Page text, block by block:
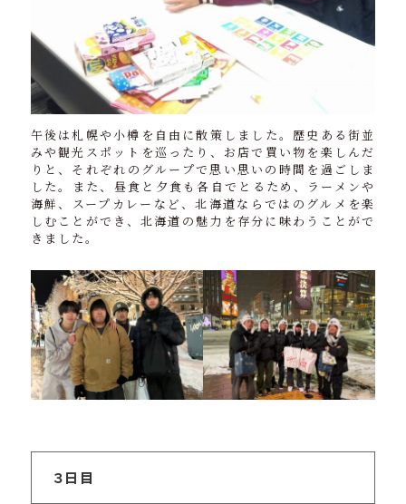
午後は札幌や小樽を自由に散策しました。歴史ある街並
みや観光スポットを巡ったり、お店で買い物を楽しんだ
りと、それぞれのグループで思い思いの時間を過ごしま
した。また、昼食と夕食も各自でとるため、ラーメンや
海鮮、スープカレーなど、北海道ならではのグルメを楽
しむことができ、北海道の魅力を存分に味わうことがで
きました。
３日目